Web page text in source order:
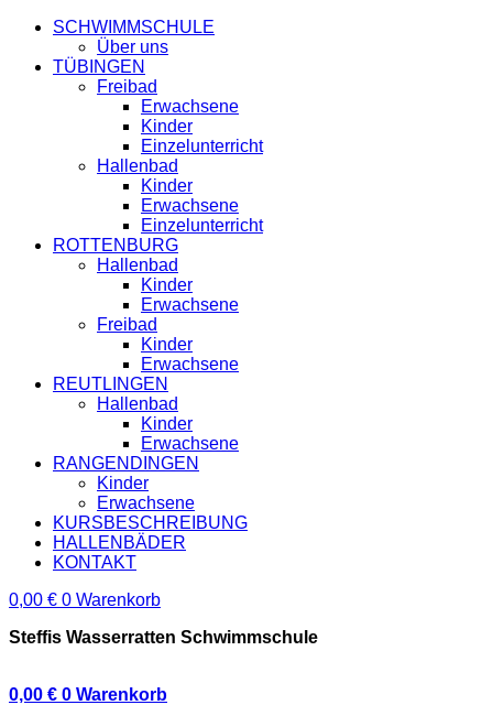
SCHWIMMSCHULE
Über uns
TÜBINGEN
Freibad
Erwachsene
Kinder
Einzelunterricht
Hallenbad
Kinder
Erwachsene
Einzelunterricht
ROTTENBURG
Hallenbad
Kinder
Erwachsene
Freibad
Kinder
Erwachsene
REUTLINGEN
Hallenbad
Kinder
Erwachsene
RANGENDINGEN
Kinder
Erwachsene
KURSBESCHREIBUNG
HALLENBÄDER
KONTAKT
0,00 € 0 Warenkorb
Steffis Wasserratten Schwimmschule
0,00 € 0 Warenkorb